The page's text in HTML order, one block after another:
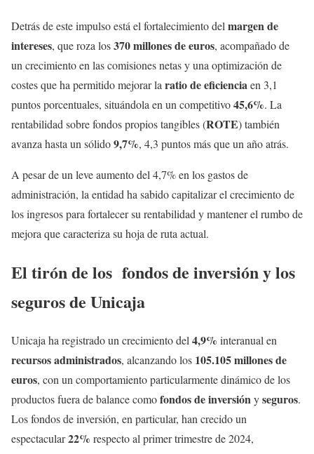
Detrás de este impulso está el fortalecimiento del margen de
intereses, que roza los370 millones de euros, acompañado de
un crecimiento en las comisiones netas y una optimización de
costes que ha permitido mejorar la ratio de eficienciaen 3,1
puntos porcentuales, situándola en un competitivo45,6%. La
rentabilidad sobre fondos propios tangibles (ROTE) también
avanza hasta un sólido9,7%, 4,3 puntos más que un año atrás.
A pesar de un leve aumento del 4,7% en los gastos de
administración, la entidad ha sabido capitalizar el crecimiento de
los ingresos para fortalecer su rentabilidad y mantener el rumbo de
mejora que caracteriza su hoja de ruta actual.
El tirón de los fondos de inversión y los
seguros de Unicaja
Unicaja ha registrado un crecimiento del 4,9% interanual en
recursos administrados, alcanzando los 105.105 millones de
euros, con un comportamiento particularmente dinámico de los
productos fuera de balance comofondos de inversiónyseguros.
Los fondos de inversión, en particular, han crecido un
espectacular22% respecto al primer trimestre de 2024,